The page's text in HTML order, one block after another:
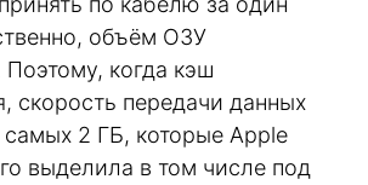
объём ОЗУ
Поэтому, когда кэш
скорость передачи данных
самых 2 ГБ, которые Apple
выделила в том числе под